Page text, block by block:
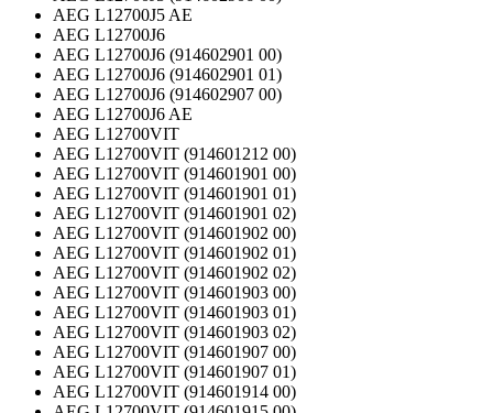
AEG L12700J5 AE
AEG L12700J6
AEG L12700J6 (914602901 00)
AEG L12700J6 (914602901 01)
AEG L12700J6 (914602907 00)
AEG L12700J6 AE
AEG L12700VIT
AEG L12700VIT (914601212 00)
AEG L12700VIT (914601901 00)
AEG L12700VIT (914601901 01)
AEG L12700VIT (914601901 02)
AEG L12700VIT (914601902 00)
AEG L12700VIT (914601902 01)
AEG L12700VIT (914601902 02)
AEG L12700VIT (914601903 00)
AEG L12700VIT (914601903 01)
AEG L12700VIT (914601903 02)
AEG L12700VIT (914601907 00)
AEG L12700VIT (914601907 01)
AEG L12700VIT (914601914 00)